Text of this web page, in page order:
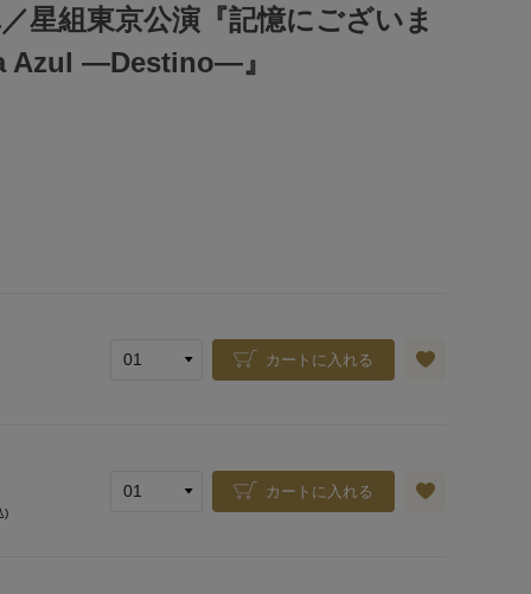
星組東京公演『記憶にございま
Azul ―Destino―』
カートに入れる
)
カートに入れる